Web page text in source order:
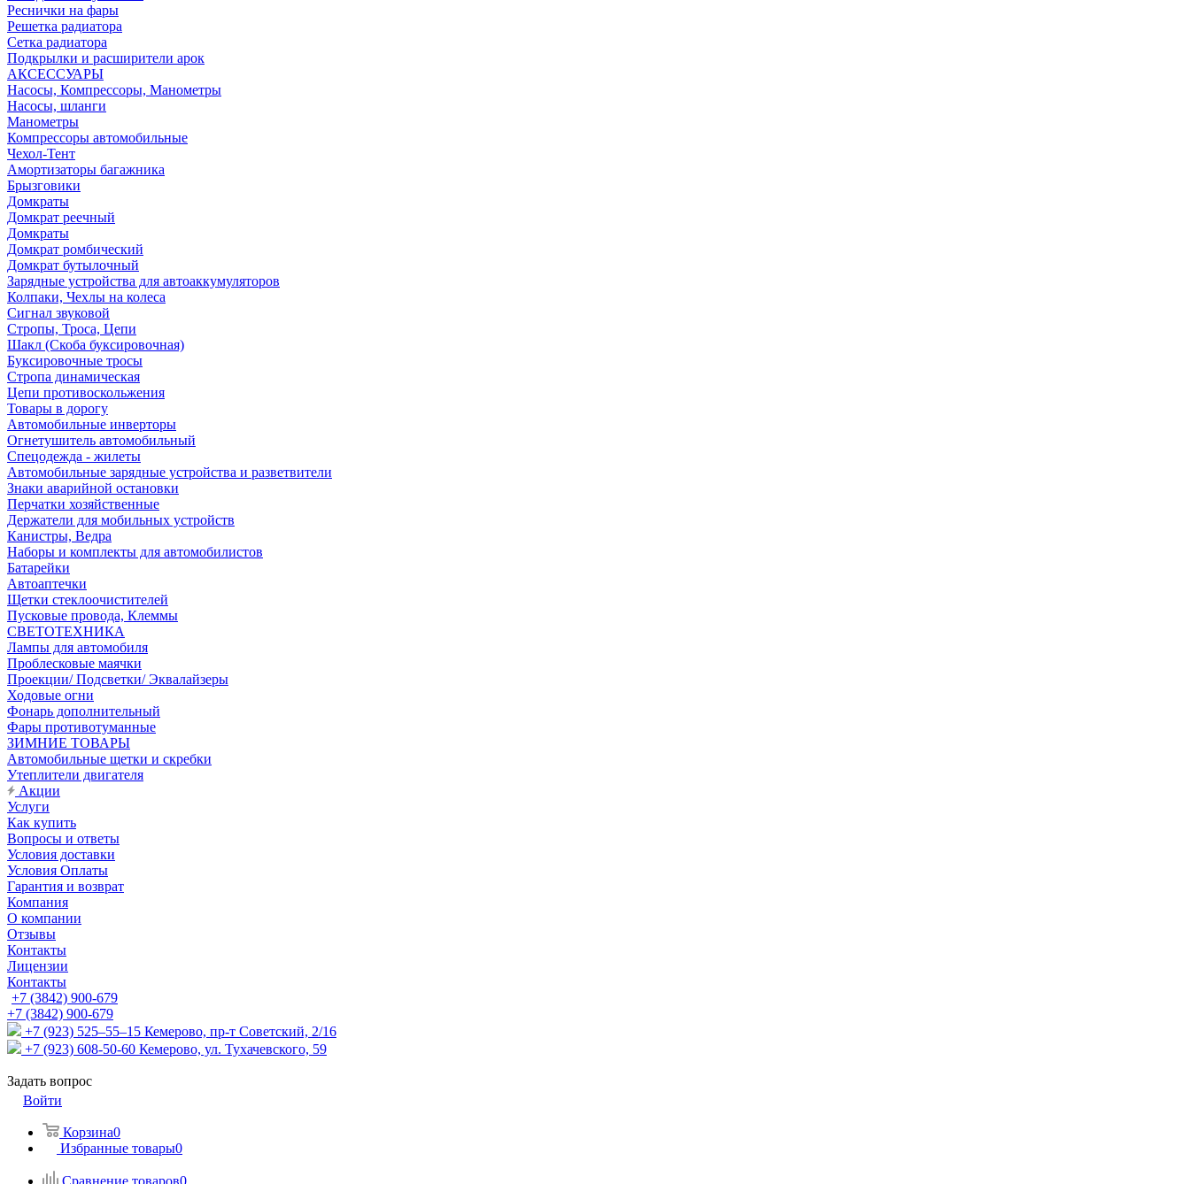
Реснички на фары
Решетка радиатора
Сетка радиатора
Подкрылки и расширители арок
АКСЕССУАРЫ
Насосы, Компрессоры, Манометры
Насосы, шланги
Манометры
Компрессоры автомобильные
Чехол-Тент
Амортизаторы багажника
Брызговики
Домкраты
Домкрат реечный
Домкраты
Домкрат ромбический
Домкрат бутылочный
Зарядные устройства для автоаккумуляторов
Колпаки, Чехлы на колеса
Сигнал звуковой
Стропы, Троса, Цепи
Шакл (Скоба буксировочная)
Буксировочные тросы
Стропа динамическая
Цепи противоскольжения
Товары в дорогу
Автомобильные инверторы
Огнетушитель автомобильный
Спецодежда - жилеты
Автомобильные зарядные устройства и разветвители
Знаки аварийной остановки
Перчатки хозяйственные
Держатели для мобильных устройств
Канистры, Ведра
Наборы и комплекты для автомобилистов
Батарейки
Автоаптечки
Щетки стеклоочистителей
Пусковые провода, Клеммы
СВЕТОТЕХНИКА
Лампы для автомобиля
Проблесковые маячки
Проекции/ Подсветки/ Эквалайзеры
Ходовые огни
Фонарь дополнительный
Фары противотуманные
ЗИМНИЕ ТОВАРЫ
Автомобильные щетки и скребки
Утеплители двигателя
Акции
Услуги
Как купить
Вопросы и ответы
Условия доставки
Условия Оплаты
Гарантия и возврат
Компания
О компании
Отзывы
Контакты
Лицензии
Контакты
+7 (3842) 900-679
+7 (3842) 900-679
+7 (923) 525–55–15 Кемерово, пр-т Советский, 2/16
+7 (923) 608-50-60 Кемерово, ул. Тухачевского, 59
Задать вопрос
Войти
Корзина0
Избранные товары0
Сравнение товаров0